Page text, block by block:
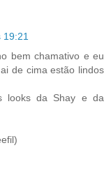
19:21
bem chamativo e eu
de cima estão lindos
looks da Shay e da